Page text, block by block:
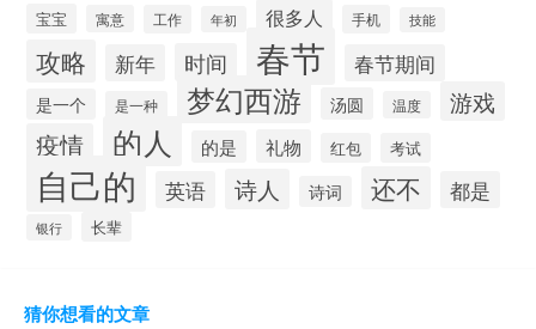
宝宝 寓意 工作 年初 很多人 手机 技能
攻略 新年 时间 春节 春节期间
是一个 是一种 梦幻西游 汤圆 温度 游戏
疫情 的人 的是 礼物 红包 考试
自己的 英语 诗人 诗词 还不 都是
银行 长辈
猜你想看的文章